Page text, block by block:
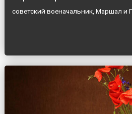
советский военачальник, Маршал и